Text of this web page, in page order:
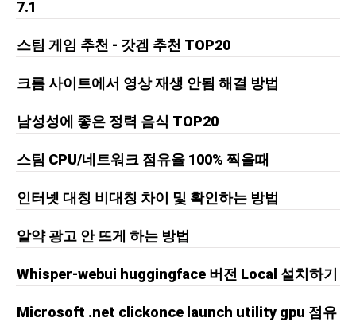
7.1
스팀 게임 추천 - 갓겜 추천 TOP20
크롬 사이트에서 영상 재생 안됨 해결 방법
남성성에 좋은 정력 음식 TOP20
스팀 CPU/네트워크 점유율 100% 찍을때
인터넷 대칭 비대칭 차이 및 확인하는 방법
알약 광고 안 뜨게 하는 방법
Whisper-webui huggingface 버전 Local 설치하기
Microsoft .net clickonce launch utility gpu 점유